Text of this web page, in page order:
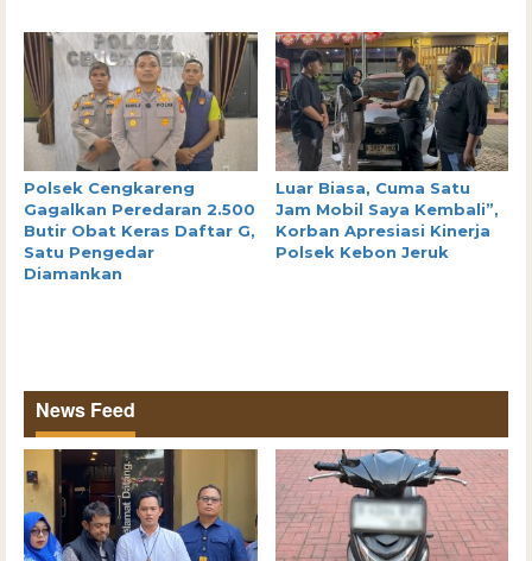
Polsek Cengkareng
Gagalkan Peredaran 2.500
Butir Obat Keras Daftar G,
Satu Pengedar
Diamankan
Luar Biasa, Cuma Satu
Jam Mobil Saya Kembali”,
Korban Apresiasi Kinerja
Polsek Kebon Jeruk
News Feed